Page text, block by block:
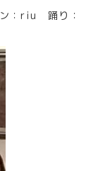
ン：riu 踊り：